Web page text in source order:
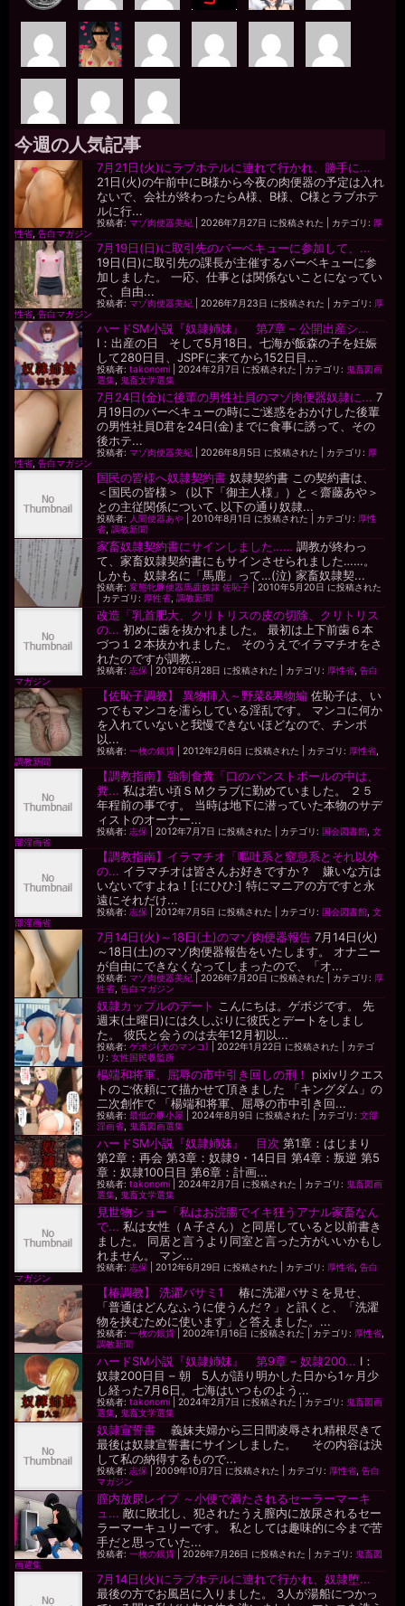
今週の人気記事
7月21日(火)にラブホテルに連れて行かれ、勝手に...
21日(火)の午前中にB様から今夜の肉便器の予定は入れ
ないで、会社が終わったらA様、B様、C様とラブホテ
ルに行...
投稿者:マゾ肉便器美紀 |2026年7月27日 に投稿された カテゴリ: 厚
性省,告白マガジン
7月19日(日)に取引先のバーベキューに参加して、...
19日(日)に取引先の課長が主催するバーベキューに参
加しました。 一応、仕事とは関係ないことになってい
て、自由...
投稿者:マゾ肉便器美紀 |2026年7月23日 に投稿された カテゴリ: 厚
性省,告白マガジン
ハードSM小説『奴隷姉妹』 第7章 – 公開出産シ...
I：出産の日 そして5月18日。七海が飯森の子を妊娠
して280日目、JSPFに来てから152日目...
投稿者:takonomi |2024年2月7日 に投稿された カテゴリ: 鬼畜図画
選集, 鬼畜文学選集
7月24日(金)に後輩の男性社員のマゾ肉便器奴隷に... 7
月19日のバーベキューの時にご迷惑をおかけした後輩
の男性社員D君を24日(金)までに食事に誘って、その
後ホテ...
投稿者:マゾ肉便器美紀 |2026年8月5日 に投稿された カテゴリ: 厚
性省,告白マガジン
国民の皆様へ奴隷契約書 奴隷契約書 この契約書は、
＜国民の皆様＞（以下「御主人様」）と＜齋藤あや＞
との主従関係について､以下の通り奴隷...
投稿者: 人間便器あや |2010年8月1日 に投稿された カテゴリ: 厚性
省,調教新聞
家畜奴隷契約書にサインしました…… 調教が終わっ
て、家畜奴隷契約書にもサインさせられました……。
しかも、奴隷名に「馬鹿」って…(泣) 家畜奴隷契...
投稿者:変態牝豚便器馬鹿奴隷 佐恥子 |2010年5月20日 に投稿された
カテゴリ: 厚性省,調教新聞
改造「乳首肥大、クリトリスの皮の切除、クリトリス
の... 初めに歯を抜かれました。 最初は上下前歯６本
づつ１２本抜かれました。 そのうえでイラマチオをさ
れたのですが調教...
投稿者:志保 |2012年6月28日 に投稿された カテゴリ: 厚性省,告白
マガジン
【佐恥子調教】 異物挿入～野菜&果物編 佐恥子は、い
つでもマンコを濡らしている淫乱です。 マンコに何か
を入れていないと我慢できないほどなので、チンポ
以...
投稿者:一枚の銀貨 |2012年2月6日 に投稿された カテゴリ: 厚性省,
調教新聞
【調教指南】強制食糞「口のパンストボールの中は、
糞... 私は若い頃ＳＭクラブに勤めていました。 ２５
年程前の事です。 当時は地下に潜っていた本物のサデ
ィストのオーナー...
投稿者:志保 |2012年7月7日 に投稿された カテゴリ: 国会図書館,文
部淫画省
【調教指南】イラマチオ「嘔吐系と窒息系とそれ以外
の... イラマチオは皆さんお好きですか？ 嫌いな方は
いないですよね！[:にひひ:] 特にマニアの方ですと永
遠にそれだけ...
投稿者:志保 |2012年7月5日 に投稿された カテゴリ: 国会図書館,文
部淫画省
7月14日(火)～18日(土)のマゾ肉便器報告 7月14日(火)
～18日(土)のマゾ肉便器報告をいたします。 オナニー
が自由にできなくなってしまったので、「オ...
投稿者:マゾ肉便器美紀 |2026年7月20日 に投稿された カテゴリ: 厚
性省,告白マガジン
奴隷カップルのデート こんにちは。ゲボジです。 先
週末(土曜日)には久しぶりに彼氏とデートをしまし
た。 彼氏と会うのは去年12月初以...
投稿者:ゲボジ(犬のマンコ) |2022年1月22日 に投稿された
カテゴ
リ:女性国民収監所
楊端和将軍、屈辱の市中引き回しの刑！
pixivリクエス
トのご依頼にて描かせて頂きました 「キングダム」の
二次創作で 「楊端和将軍、屈辱の市中引き回...
投稿者:最低の豚小屋 |2024年8月9日 に投稿された カテゴリ:文部
淫画省, 鬼畜図画選集
ハードSM小説『奴隷姉妹』 目次 第1章：はじまり
第2章：再会 第3章：奴隷9・14日目 第4章：叛逆 第5
章：奴隷100日目 第6章：計画...
投稿者:takonomi |2024年2月7日 に投稿された カテゴリ: 鬼畜図画
選集, 鬼畜文学選集
見世物ショー「私はお浣腸でイキ狂うアナル家畜なん
で... 私は女性（Ａ子さん）と同居していると以前書き
ました。 同居と言うより同室と言った方がいいかもし
れません。 マン...
投稿者:志保 |2012年6月29日 に投稿された カテゴリ: 厚性省,告白
マガジン
【椿調教】 洗濯バサミ1
椿に洗濯バサミを見せ、
「普通はどんなふうに使うんだ？」と訊くと、「洗濯
物を挟むために使います」と答えました。...
投稿者:一枚の銀貨 |2002年1月16日 に投稿された カテゴリ: 厚性省,
調教新聞
ハードSM小説『奴隷姉妹』 第9章 – 奴隷200... I：
奴隷200日目 – 朝 5人が語り明かした日から1ヶ月少
し経った7月6日。七海はいつものよう...
投稿者:takonomi |2024年2月7日 に投稿された カテゴリ: 鬼畜図画
選集, 鬼畜文学選集
奴隷宣誓書
義妹夫婦から三日間凌辱され精根尽きて
最後は奴隷宣誓書にサインしました。 その内容は決
して私の納得するもので...
投稿者:志保 |2009年10月7日 に投稿された カテゴリ: 厚性省,告白
マガジン
膣内放尿レイプ ～小便で満たされるセーラーマーキ
ュ... 敵に敗北し、犯されたうえ膣内に放尿されるセー
ラーマーキュリーです。 私としては趣味的に今まで苦
手だと思っていた...
投稿者:一枚の銀貨 |2026年7月26日 に投稿された カテゴリ: 鬼畜図
画選集
7月14日(火)にラブホテルに連れて行かれ、奴隷堕...
最後の方でお風呂に入りました。 3人が湯船につかっ